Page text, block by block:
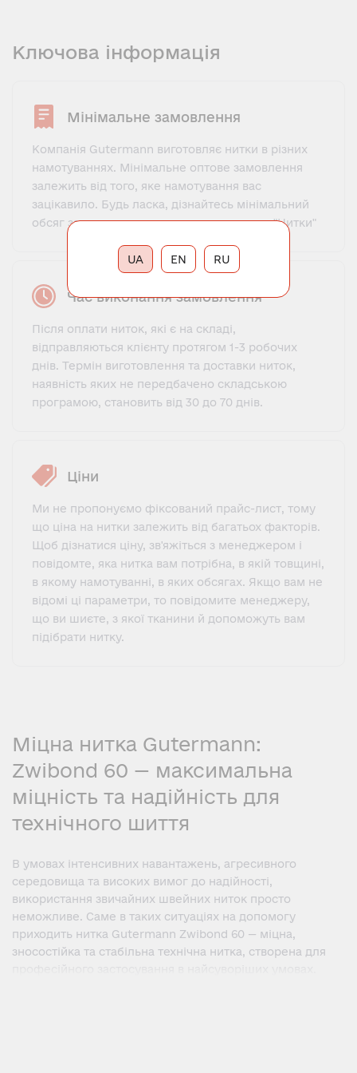
Ключова інформація
Мінімальне замовлення
Компанія Gutermann виготовляє нитки в різних
намотуваннях. Мінімальне оптове замовлення
залежить від того, яке намотування вас
зацікавило. Будь ласка, дізнайтесь мінімальний
обсяг замовлення у менеджера напряму "Нитки"
Час виконання замовлення
Після оплати ниток, які є на складі,
відправляються клієнту протягом 1-3 робочих
днів. Термін виготовлення та доставки ниток,
наявність яких не передбачено складською
програмою, становить від 30 до 70 днів.
Ціни
Ми не пропонуємо фіксований прайс-лист, тому
що ціна на нитки залежить від багатьох факторів.
Щоб дізнатися ціну, зв'яжіться з менеджером і
повідомте, яка нитка вам потрібна, в якій товщині,
в якому намотуванні, в яких обсягах. Якщо вам не
відомі ці параметри, то повідомите менеджеру,
що ви шиєте, з якої тканини й допоможуть вам
підібрати нитку.
Міцна нитка Gutermann:
Zwibond 60 — максимальна
міцність та надійність для
технічного шиття
В умовах інтенсивних навантажень, агресивного
середовища та високих вимог до надійності,
використання звичайних швейних ниток просто
неможливе. Саме в таких ситуаціях на допомогу
приходить нитка Gutermann Zwibond 60 — міцна,
зносостійка та стабільна технічна нитка, створена для
RU
UA EN